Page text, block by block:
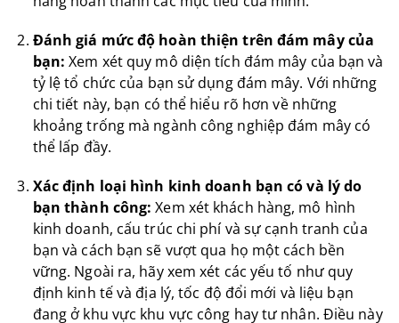
Đánh giá mức độ hoàn thiện trên đám mây của
bạn:Xem xét quy mô diện tích đám mây của bạn và
tỷ lệ tổ chức của bạn sử dụng đám mây. Với những
chi tiết này, bạn có thể hiểu rõ hơn về những
khoảng trống mà ngành công nghiệp đám mây có
thể lấp đầy.
Xác định loại hình kinh doanh bạn có và lý do
bạn thành công: Xem xét khách hàng, mô hình
kinh doanh, cấu trúc chi phí và sự cạnh tranh của
bạn và cách bạn sẽ vượt qua họ một cách bền
vững. Ngoài ra, hãy xem xét các yếu tố như quy
định kinh tế và địa lý, tốc độ đổi mới và liệu bạn
đang ở khu vực khu vực công hay tư nhân. Điều này